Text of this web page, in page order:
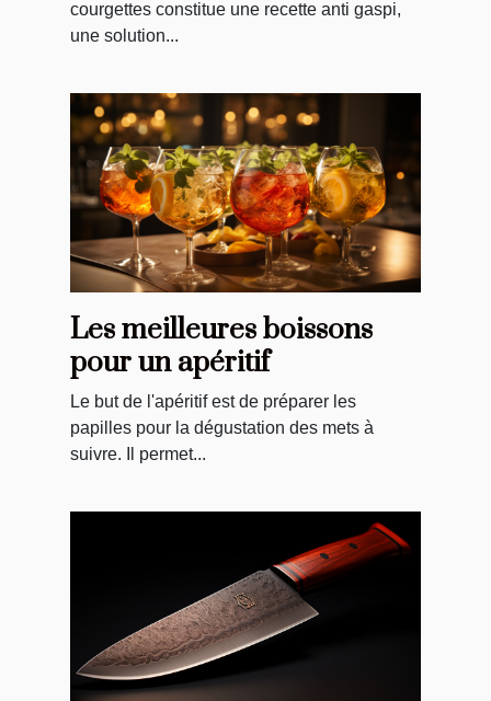
courgettes constitue une recette anti gaspi,
une solution...
Les meilleures boissons
pour un apéritif
Le but de l'apéritif est de préparer les
papilles pour la dégustation des mets à
suivre. Il permet...